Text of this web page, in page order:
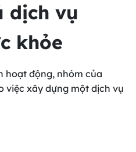
dịch vụ
khỏe
hoạt động, nhóm của
việc xây dựng một dịch vụ